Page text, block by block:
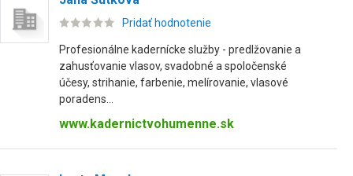
Pridať hodnotenie
Profesionálne kadernícke služby - predlžovanie a
zahusťovanie vlasov, svadobné a spoločenské
účesy, strihanie, farbenie, melírovanie, vlasové
poradens...
www.kadernictvohumenne.sk